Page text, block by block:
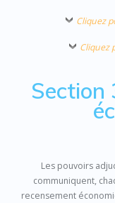
Cliquez
Cliquez
Section
Les pouvoirs
communiquent,
recensement